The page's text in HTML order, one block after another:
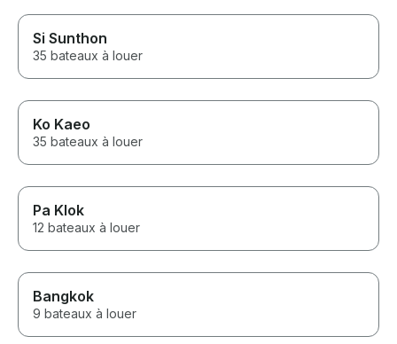
Si Sunthon
35 bateaux à louer
Ko Kaeo
35 bateaux à louer
Pa Klok
12 bateaux à louer
Bangkok
9 bateaux à louer